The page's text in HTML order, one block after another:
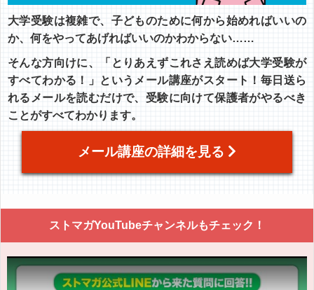
大学受験は複雑で、子どものために何から始めればいいの
か、何をやってあげればいいのかわからない……
そんな方向けに、「とりあえずこれさえ読めば大学受験が
すべてわかる！」というメール講座がスタート！毎日送ら
れるメールを読むだけで、受験に向けて保護者がやるべき
ことがすべてわかります。
メール講座の詳細を見る
ストマガYouTubeチャンネルもチェック！